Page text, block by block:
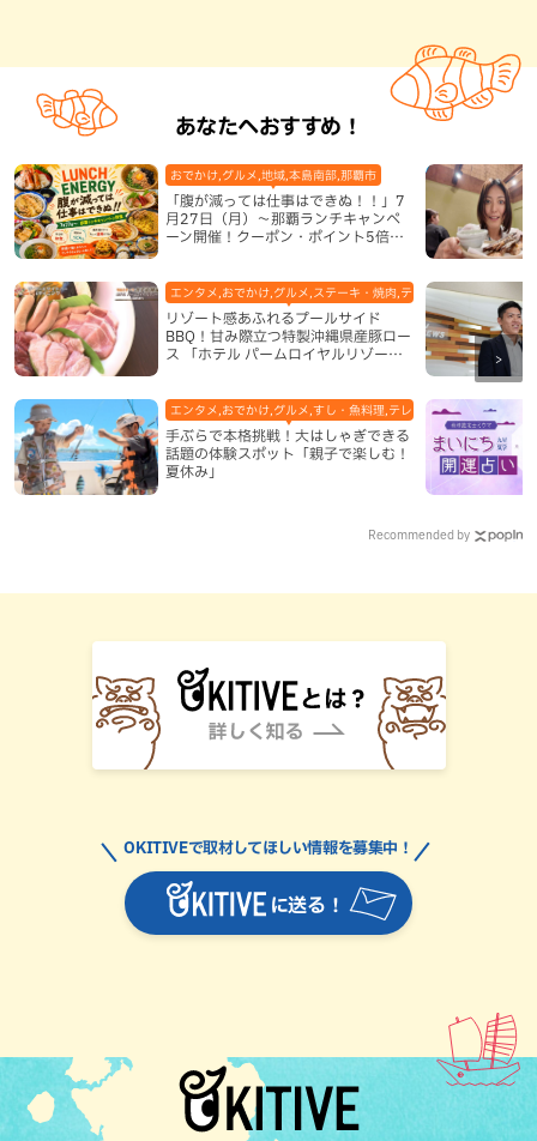
あなたへおすすめ！
「腹が減っては仕事はできぬ！！」7
月27日（月）〜那覇ランチキャンペ
ーン開催！クーポン・ポイント5倍・
おでかけ,グルメ,地域,本島南部,那覇市
リゾート感あふれるプールサイド
BBQ！甘み際立つ特製沖縄県産豚ロー
ス 「ホテル パームロイヤルリゾート
エンタメ,おでかけ,グルメ,ステーキ・焼肉,テレビ,ホテル,地域,本島
手ぶらで本格挑戦！大はしゃぎできる
話題の体験スポット「親子で楽しむ！
夏休み」
エンタメ,おでかけ,グルメ,すし・魚料理,テレビ,体験,北谷町,地域,
Recommended by
に送る！
OKITIVEで取材してほしい情報を募集中！